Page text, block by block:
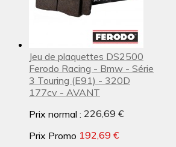
Jeu de plaquettes DS2500
Ferodo Racing - Bmw - Série
3 Touring (E91) - 320D
177cv - AVANT
Prix normal : 226,69 €
Prix Promo 192,69 €